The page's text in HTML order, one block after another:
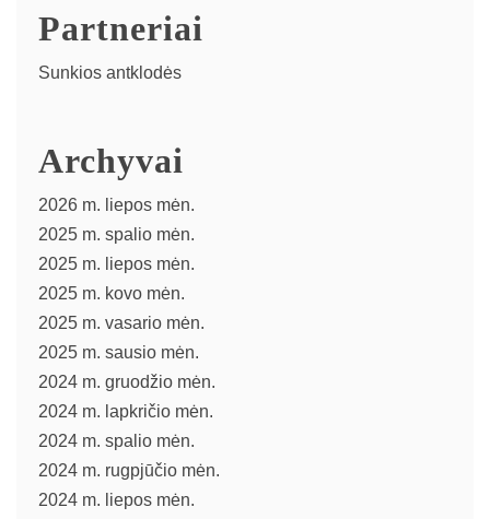
Partneriai
Sunkios antklodės
Archyvai
2026 m. liepos mėn.
2025 m. spalio mėn.
2025 m. liepos mėn.
2025 m. kovo mėn.
2025 m. vasario mėn.
2025 m. sausio mėn.
2024 m. gruodžio mėn.
2024 m. lapkričio mėn.
2024 m. spalio mėn.
2024 m. rugpjūčio mėn.
2024 m. liepos mėn.